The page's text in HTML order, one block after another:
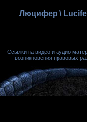
Люцифер \
Ссылки на видео и аудио
возникновения правовых